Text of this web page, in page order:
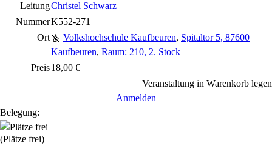
LeitungChristel Schwarz
NummerK552-271
Ort
Volkshochschule Kaufbeuren, Spitaltor 5, 87600
Kaufbeuren, Raum: 210, 2. Stock
Preis18,00 €
Veranstaltung in Warenkorb legen
Anmelden
Belegung:
(Plätze frei)